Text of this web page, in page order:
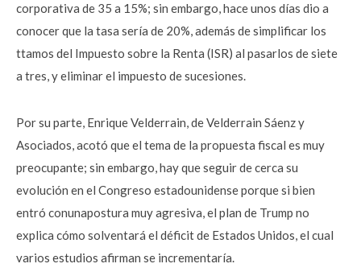
corporativa de 35 a 15%; sin embargo, hace unos días dio a
conocer que la tasa sería de 20%, además de simplificar los
ttamos del Impuesto sobre la Renta (ISR) al pasarlos de siete
a tres, y eliminar el impuesto de sucesiones.
Por su parte, Enrique Velderrain, de Velderrain Sáenz y
Asociados, acotó que el tema de la propuesta fiscal es muy
preocupante; sin embargo, hay que seguir de cerca su
evolución en el Congreso estadounidense porque si bien
entró conunapostura muy agresiva, el plan de Trump no
explica cómo solventará el déficit de Estados Unidos, el cual
varios estudios afirman se incrementaría.